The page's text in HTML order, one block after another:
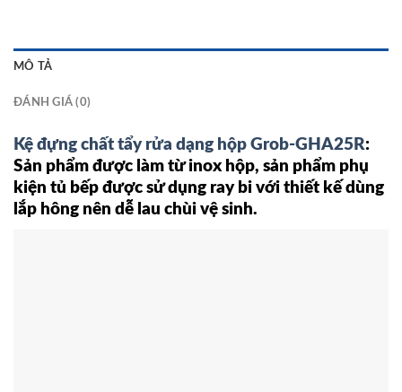
MÔ TẢ
ĐÁNH GIÁ (0)
Kệ đựng chất tẩy rửa dạng hộp Grob-GHA25R:
Sản phẩm được làm từ inox hộp, sản phẩm phụ
kiện tủ bếp được sử dụng ray bi với thiết kế dùng
lắp hông nên dễ lau chùi vệ sinh.